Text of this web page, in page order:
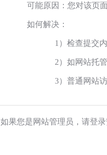
可能原因：您对该页
如何解决：
1）检查提交
2）如网站托
3）普通网站
如果您是网站管理员，请登